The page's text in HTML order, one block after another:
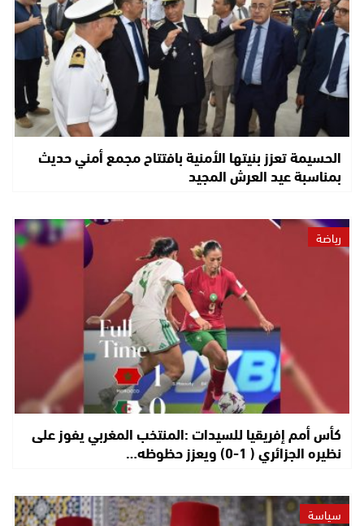
الحسيمة تعزز بنيتها الأمنية بافتتاح مجمع أمني حديث
بمناسبة عيد العرش المجيد
رياضة
كأس أمم إفريقيا للسيدات :المنتخب المغربي يفوز على
نظيره الجزائري ( 1-0) ويعزز حظوظه…
سياسة